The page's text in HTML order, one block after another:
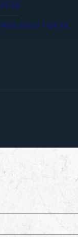
DEVIS
MENTIONS LÉGALES